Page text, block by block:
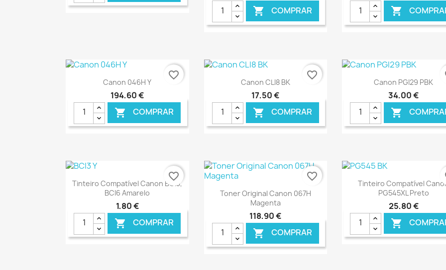
 COMPRAR 
Ver+
Canon 046H Y
194,60 €
 COMPRAR
€ ONLINE
favorite_border Ver+
Canon CLI8 BK
17,50 €
 COMPRAR
€ ONLINE
favorite_border Ver+
Canon PGI29 PBK
34,00 €

€
Ver+
Tinteiro Compatível Canon BCI3,
BCI6 Amarelo
1,80 €
 COMPRAR
favorite_border
Ver+
Toner Original Canon 067H
Magenta
118,90 €
 COMPRAR
favorite_border Ver+
Tinteiro Compatível
PG545XL Preto
25,80 €
